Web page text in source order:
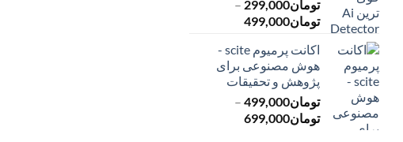
تومان299,000
–
تومان499,000محدوده
تا
تومان499,000
اکانت پرمیوم scite -
هوش مصنوعی برای
پژوهش و تحقیقات
تومان499,000
–
تومان699,000محدوده